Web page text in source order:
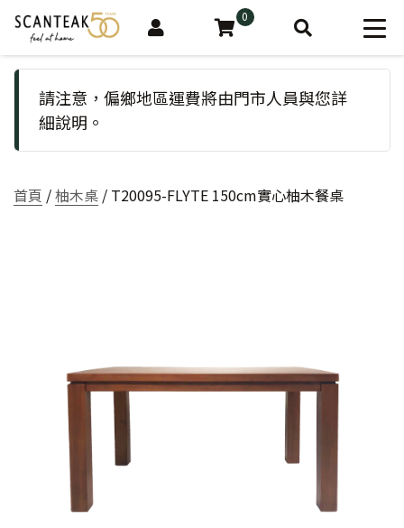
0
請注意，偏鄉地區運費將由門市人員與您詳
細說明。
首頁 /柚木桌 / T20095-FLYTE 150cm實心柚木餐桌